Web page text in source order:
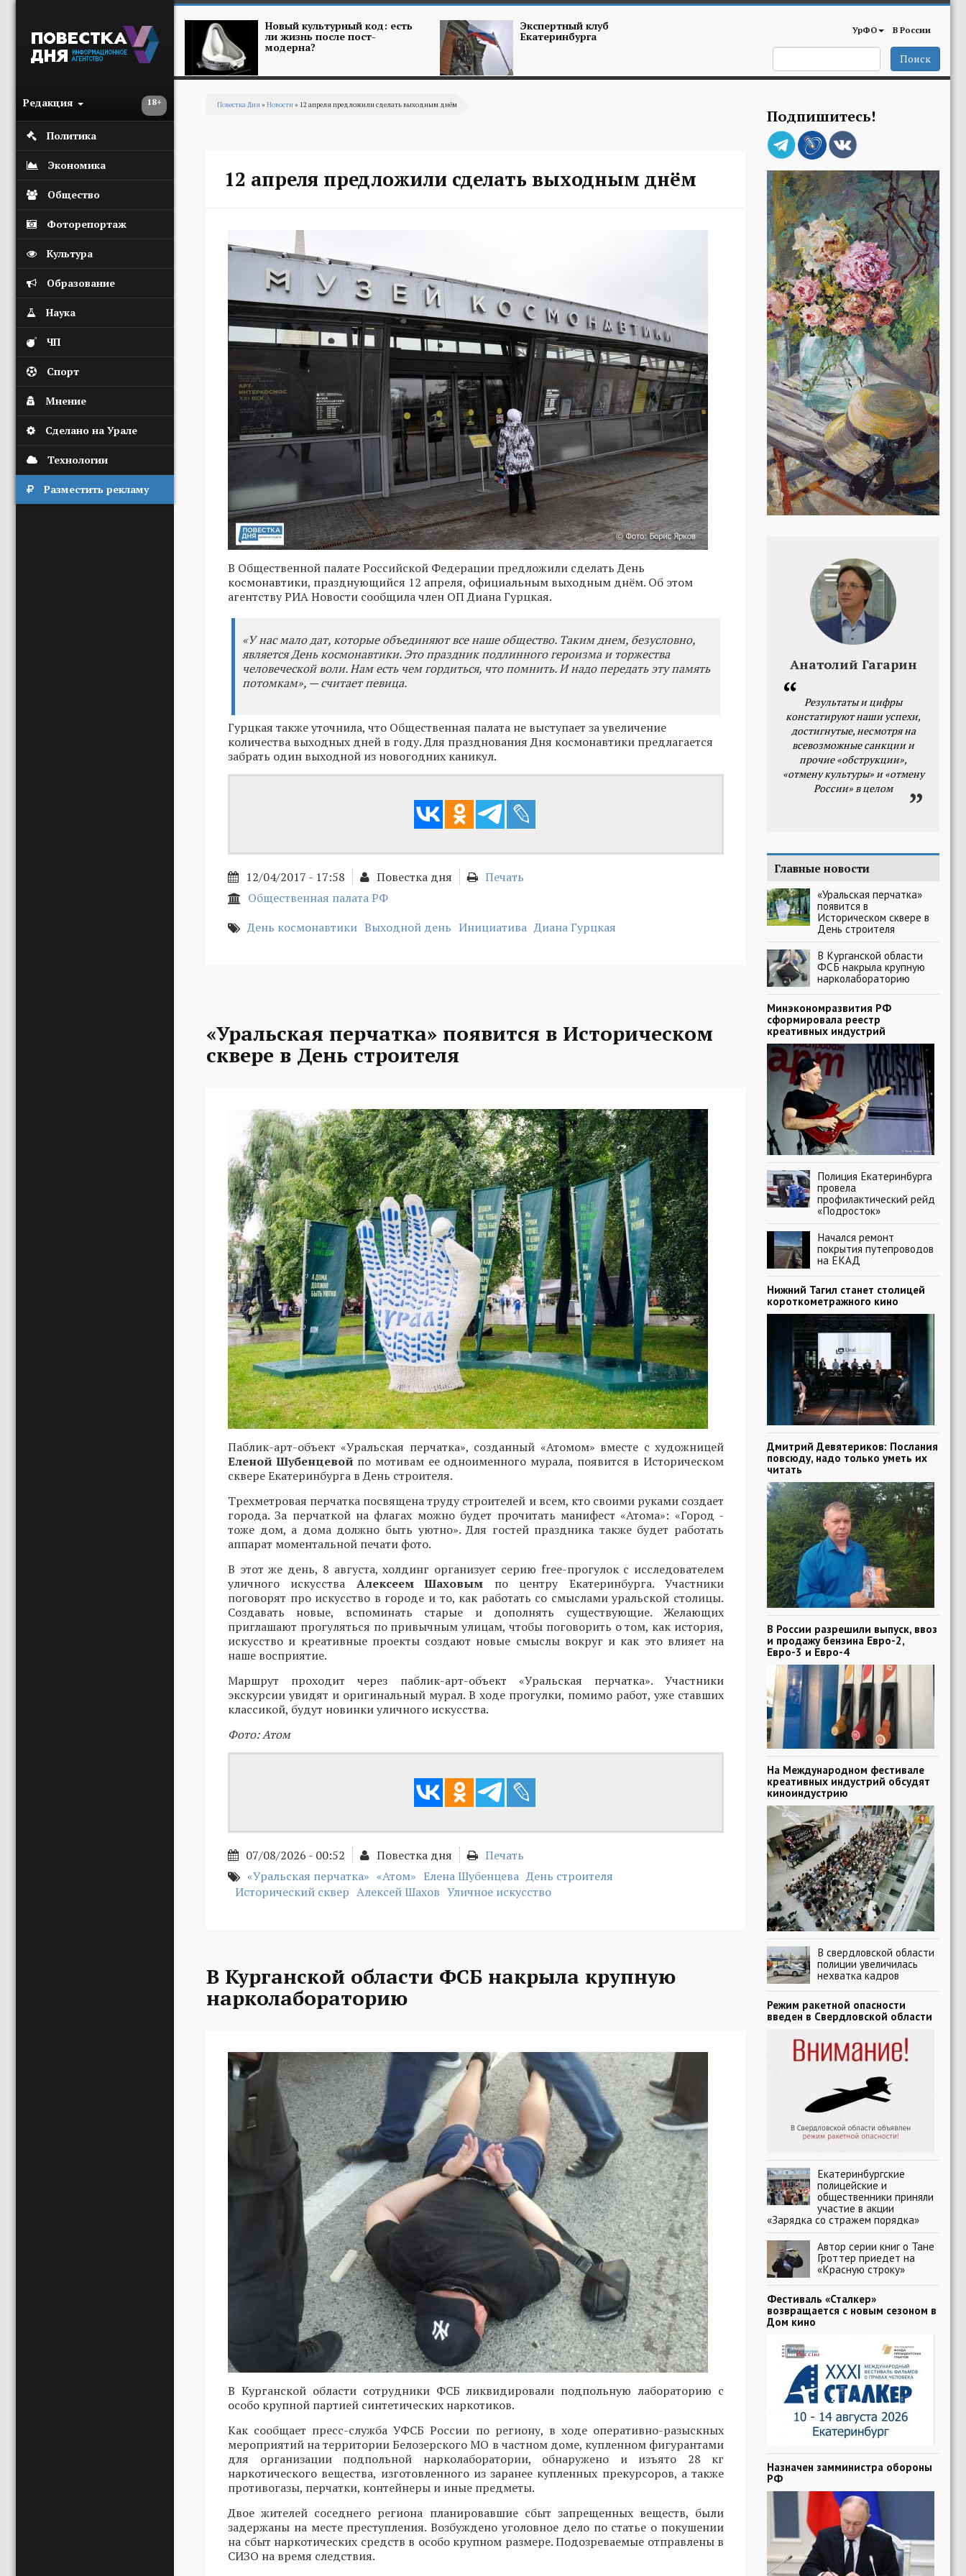
18+
Редакция
Политика
Экономика
Общество
Фоторепортаж
Культура
Образование
Наука
ЧП
Спорт
Мнение
Сделано на Урале
Технологии
Разместить рекламу
Новый культурный код: есть
ли жизнь после пост-
модерна?
Экспертный клуб
Екатеринбурга УрФО В России
Поиск
Повестка Дня» Новости» 12 апреля предложили сделать выходным днём
12 апреля предложили сделать выходным днём
В Общественной палате Российской Федерации предложили сделать День
космонавтики, празднующийся 12 апреля, официальным выходным днём. Об этом
агентству РИА Новости сообщила член ОП Диана Гурцкая.
«У нас мало дат, которые объединяют все наше общество. Таким днем, безусловно,
является День космонавтики. Это праздник подлинного героизма и торжества
человеческой воли. Нам есть чем гордиться, что помнить. И надо передать эту память
потомкам», — считает певица.
Гурцкая также уточнила, что Общественная палата не выступает за увеличение
количества выходных дней в году. Для празднования Дня космонавтики предлагается
забрать один выходной из новогодних каникул.
12/04/2017 - 17:58 Повестка дня
Печать
Общественная палата РФ
День космонавтики Выходной день Инициатива Диана Гурцкая
«Уральская перчатка» появится в Историческом
сквере в День строителя
Паблик-арт-объект «Уральская перчатка», созданный «Атомом» вместе с художницей
Еленой Шубенцевой по мотивам ее одноименного мурала, появится в Историческом
сквере Екатеринбурга в День строителя.
Трехметровая перчатка посвящена труду строителей и всем, кто своими руками создает
города. За перчаткой на флагах можно будет прочитать манифест «Атома»: «Город -
тоже дом, а дома должно быть уютно». Для гостей праздника также будет работать
аппарат моментальной печати фото.
В этот же день, 8 августа, холдинг организует серию free-прогулок с исследователем
уличного искусства Алексеем Шаховым по центру Екатеринбурга. Участники
поговорят про искусство в городе и то, как работать со смыслами уральской столицы.
Создавать новые, вспоминать старые и дополнять существующие. Желающих
приглашают прогуляться по привычным улицам, чтобы поговорить о том, как история,
искусство и креативные проекты создают новые смыслы вокруг и как это влияет на
наше восприятие.
Маршрут проходит через паблик-арт-объект «Уральская перчатка». Участники
экскурсии увидят и оригинальный мурал. В ходе прогулки, помимо работ, уже ставших
классикой, будут новинки уличного искусства.
Фото: Атом
07/08/2026 - 00:52 Повестка дня
Печать
«Уральская перчатка» «Атом» Елена Шубенцева День строителя
Исторический сквер Алексей Шахов Уличное искусство
В Курганской области ФСБ накрыла крупную
нарколабораторию
В Курганской области сотрудники ФСБ ликвидировали подпольную лабораторию с
особо крупной партией синтетических наркотиков.
Как сообщает пресс-служба УФСБ России по региону, в ходе оперативно-разыскных
мероприятий на территории Белозерского МО в частном доме, купленном фигурантами
для организации подпольной нарколаборатории, обнаружено и изъято 28 кг
наркотического вещества, изготовленного из заранее купленных прекурсоров, а также
противогазы, перчатки, контейнеры и иные предметы.
Двое жителей соседнего региона планировавшие сбыт запрещенных веществ, были
задержаны на месте преступления. Возбуждено уголовное дело по статье о покушении
на сбыт наркотических средств в особо крупном размере. Подозреваемые отправлены в
СИЗО на время следствия.
Подпишитесь!
Анатолий Гагарин
Результаты и цифры
констатируют наши успехи,
достигнутые, несмотря на
всевозможные санкции и
прочие «обструкции»,
«отмену культуры» и «отмену
России» в целом
Главные новости
«Уральская перчатка»
появится в
Историческом сквере в
День строителя
В Курганской области
ФСБ накрыла крупную
нарколабораторию
Минэкономразвития РФ
сформировала реестр
креативных индустрий
Полиция Екатеринбурга
провела
профилактический рейд
«Подросток»
Начался ремонт
покрытия путепроводов
на ЕКАД
Нижний Тагил станет столицей
короткометражного кино
Дмитрий Девятериков: Послания
повсюду, надо только уметь их
читать
В России разрешили выпуск, ввоз
и продажу бензина Евро-2,
Евро-3 и Евро-4
На Международном фестивале
креативных индустрий обсудят
киноиндустрию
В свердловской области
полиции увеличилась
нехватка кадров
Режим ракетной опасности
введен в Свердловской области
Екатеринбургские
полицейские и
общественники приняли
участие в акции
«Зарядка со стражем порядка»
Автор серии книг о Тане
Гроттер приедет на
«Красную строку»
Фестиваль «Сталкер»
возвращается с новым сезоном в
Дом кино
Назначен замминистра обороны
РФ